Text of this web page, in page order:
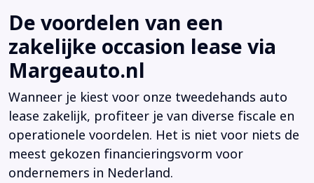
De voordelen van een
zakelijke occasion lease via
Margeauto.nl
Wanneer je kiest voor onze tweedehands auto
lease zakelijk, profiteer je van diverse fiscale en
operationele voordelen. Het is niet voor niets de
meest gekozen financieringsvorm voor
ondernemers in Nederland.